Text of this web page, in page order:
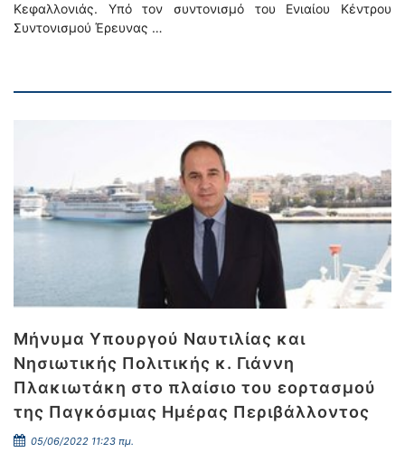
Κεφαλλονιάς. Υπό τον συντονισμό του Ενιαίου Κέντρου
Συντονισμού Έρευνας …
Μήνυμα Υπουργού Ναυτιλίας και
Νησιωτικής Πολιτικής κ. Γιάννη
Πλακιωτάκη στο πλαίσιο του εορτασμού
της Παγκόσμιας Ημέρας Περιβάλλοντος
05/06/2022 11:23 πμ.